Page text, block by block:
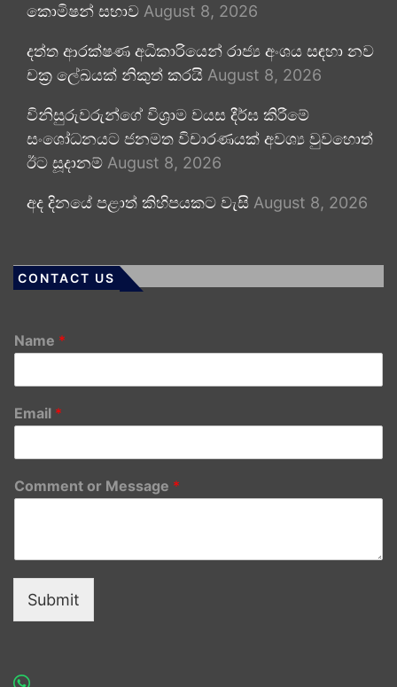
කොමිෂන් සභාව August 8, 2026
දත්ත ආරක්ෂණ අධිකාරියෙන් රාජ්‍ය අංශය සඳහා නව
චක්‍ර ලේඛයක් නිකුත් කරයි August 8, 2026
විනිසුරුවරුන්ගේ විශ්‍රාම වයස දීර්ඝ කිරීමේ
සංශෝධනයට ජනමත විචාරණයක් අවශ්‍ය වුවහොත්
ඊට සූදානම් August 8, 2026
අද දිනයේ පළාත් කිහිපයකට වැසි August 8, 2026
CONTACT US
Name *
Email *
Comment or Message *
Submit